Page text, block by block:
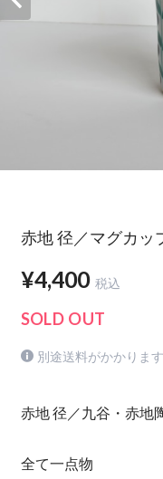
赤地 径／マグカッ
¥4,400 税込
SOLD OUT
別途送料がかかります
赤地 径／九谷・赤地
全て一点物